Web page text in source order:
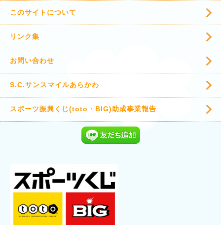
このサイトについて
リンク集
お問い合わせ
S.C.サンスマイルあらかわ
スポーツ振興くじ(toto・BIG)助成事業報告